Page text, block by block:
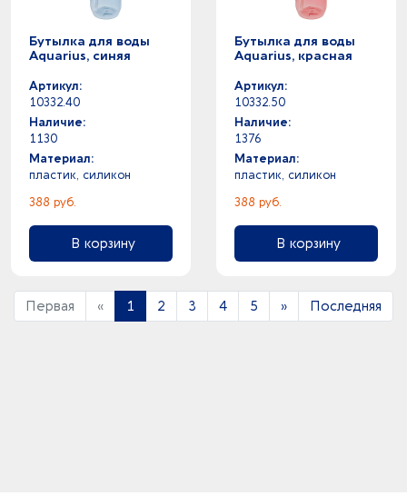
Бутылка для воды
Aquarius, синяя
Артикул:
10332.40
Наличие:
1130
Материал:
пластик, силикон
388 руб.
В корзину
Бутылка для воды
Aquarius, красная
Артикул:
10332.50
Наличие:
1376
Материал:
пластик, силикон
388 руб.
В корзину
Первая « 1 2 3 4 5 » Последняя